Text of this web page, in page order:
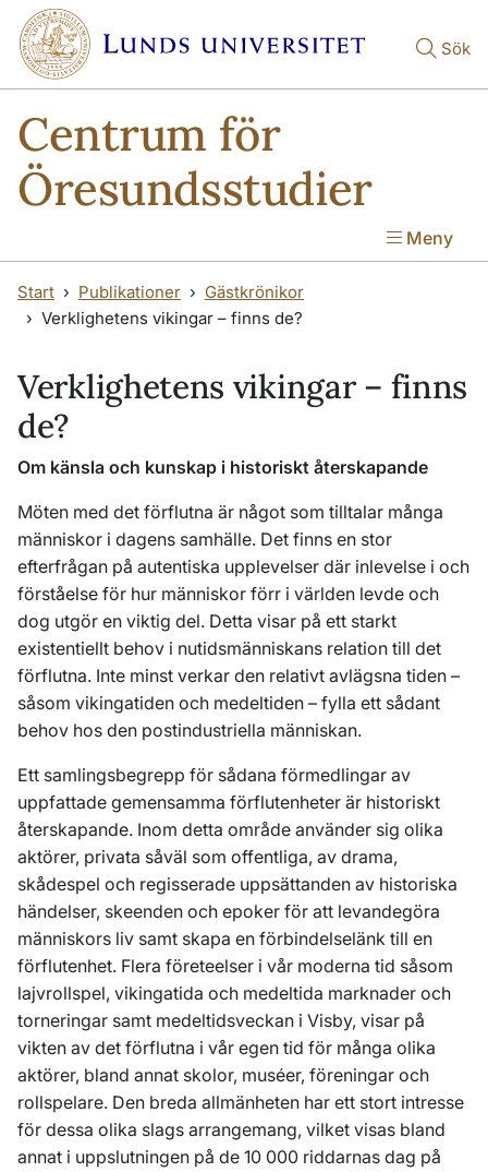
Hoppa till huvudinnehåll
Hoppa till huvudinnehåll
Sök
Centrum för
Öresundsstudier
Meny
Start Publikationer
Gästkrönikor
Verklighetens vikingar – finns de?
Verklighetens vikingar – finns
de?
Om känsla och kunskap i historiskt återskapande
Möten med det förflutna är något som tilltalar många
människor i dagens samhälle. Det finns en stor
efterfrågan på autentiska upplevelser där inlevelse i och
förståelse för hur människor förr i världen levde och
dog utgör en viktig del. Detta visar på ett starkt
existentiellt behov i nutidsmänniskans relation till det
förflutna. Inte minst verkar den relativt avlägsna tiden –
såsom vikingatiden och medeltiden – fylla ett sådant
behov hos den postindustriella människan.
Ett samlingsbegrepp för sådana förmedlingar av
uppfattade gemensamma förflutenheter är historiskt
återskapande. Inom detta område använder sig olika
aktörer, privata såväl som offentliga, av drama,
skådespel och regisserade uppsättanden av historiska
händelser, skeenden och epoker för att levandegöra
människors liv samt skapa en förbindelselänk till en
förflutenhet. Flera företeelser i vår moderna tid såsom
lajvrollspel, vikingatida och medeltida marknader och
torneringar samt medeltidsveckan i Visby, visar på
vikten av det förflutna i vår egen tid för många olika
aktörer, bland annat skolor, muséer, föreningar och
rollspelare. Den breda allmänheten har ett stort intresse
för dessa olika slags arrangemang, vilket visas bland
annat i uppslutningen på de 10 000 riddarnas dag på